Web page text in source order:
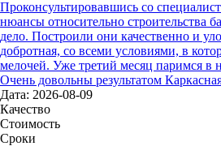
Проконсультировавшись со
нюансы относительно строительства
дело. Построили они качественно и
добротная, со всеми условиями, в
мелочей. Уже третий месяц паримся в
Очень довольны результатом
Дата: 2026-08-09
Качество
Стоимость
Сроки